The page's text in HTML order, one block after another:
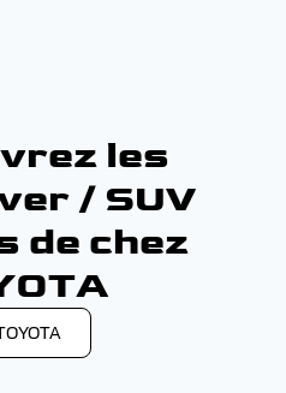
les
/ SUV
de chez